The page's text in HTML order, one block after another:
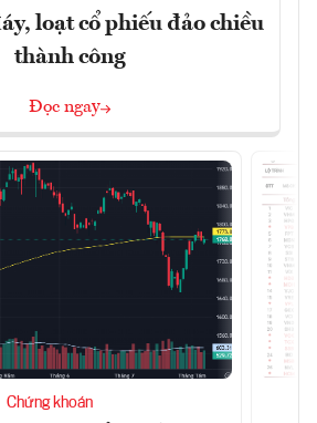
loạt cổ phiếu đảo chiều
thành công
Đọc ngay
Chứng khoán